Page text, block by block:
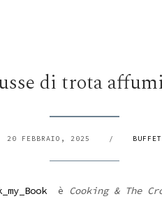
di trota
20 FEBBRAIO, 2025 / BUFFET
è Cooking & The